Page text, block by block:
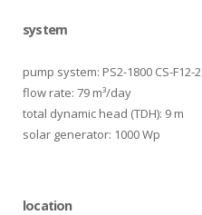
system
pump system: PS2-1800 CS-F12-2
flow rate: 79 m³/day
total dynamic head (TDH): 9 m
solar generator: 1000 Wp
location